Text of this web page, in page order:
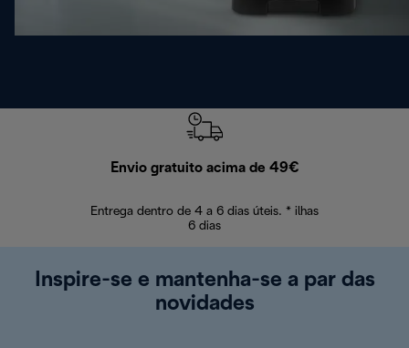
Envio gratuito acima de 49€
Entrega dentro de 4 a 6 dias úteis. * ilhas
6 dias
Inspire-se e mantenha-se a par das
novidades